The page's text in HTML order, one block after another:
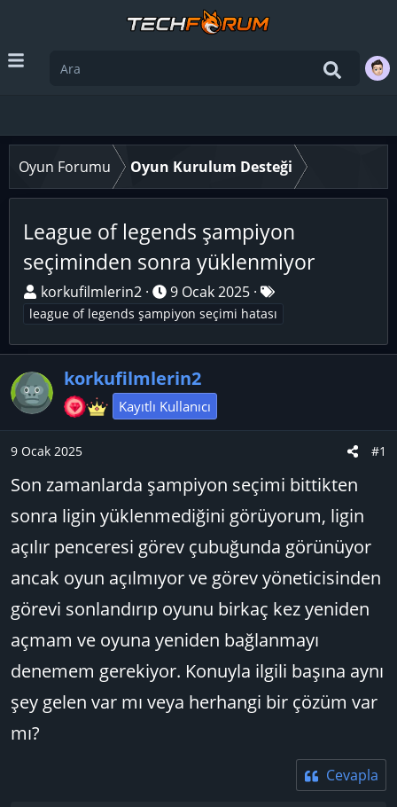
Oyun Forumu Oyun Kurulum Desteği
League of legends şampiyon
seçiminden sonra yüklenmiyor
K
o
u
y
u
B
ş
l
t
a
korkufilmlerin2
B
a
l
a
n
g
t
r
i
i
9 Ocak 2025
E
t
k
league of legends şampiyon seçimi hatası
korkufilmlerin2
Kayıtlı Kullanıcı
9 Ocak 2025 #1
Son zamanlarda şampiyon seçimi bittikten
sonra ligin yüklenmediğini görüyorum, ligin
açılır penceresi görev çubuğunda görünüyor
ancak oyun açılmıyor ve görev yöneticisinden
görevi sonlandırıp oyunu birkaç kez yeniden
açmam ve oyuna yeniden bağlanmayı
denemem gerekiyor. Konuyla ilgili başına aynı
şey gelen var mı veya herhangi bir çözüm var
mı?
Cevapla